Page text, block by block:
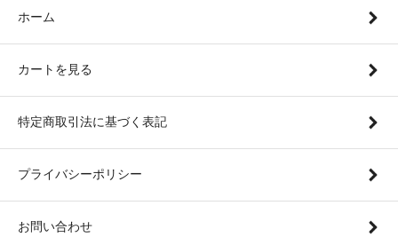
ホーム
カートを見る
特定商取引法に基づく表記
プライバシーポリシー
お問い合わせ